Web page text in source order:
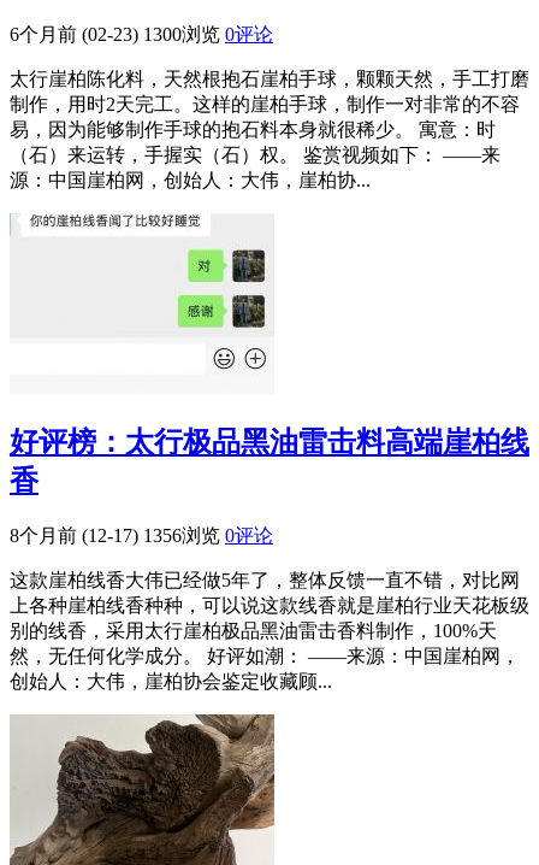
6个月前 (02-23) 1300浏览 0评论
太行崖柏陈化料，天然根抱石崖柏手球，颗颗天然，手工打磨
制作，用时2天完工。这样的崖柏手球，制作一对非常的不容
易，因为能够制作手球的抱石料本身就很稀少。 寓意：时
（石）来运转，手握实（石）权。 鉴赏视频如下： ——来
源：中国崖柏网，创始人：大伟，崖柏协...
好评榜：太行极品黑油雷击料高端崖柏线
香
8个月前 (12-17) 1356浏览 0评论
这款崖柏线香大伟已经做5年了，整体反馈一直不错，对比网
上各种崖柏线香种种，可以说这款线香就是崖柏行业天花板级
别的线香，采用太行崖柏极品黑油雷击香料制作，100%天
然，无任何化学成分。 好评如潮： ——来源：中国崖柏网，
创始人：大伟，崖柏协会鉴定收藏顾...